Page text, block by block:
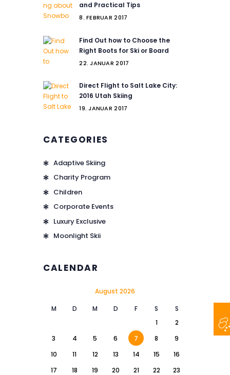
and Practical Tips
8. FEBRUAR 2017
Find Out how to Choose the
Right Boots for Ski or Board
22. JANUAR 2017
Direct Flight to Salt Lake City:
2016 Utah Skiing
19. JANUAR 2017
CATEGORIES
Adaptive Skiing
Charity Program
Children
Corporate Events
Luxury Exclusive
Moonlight Skii
CALENDAR
August 2026
M D M D F S
S
1
2
3
4 5 6 7 8
9
10
11 12 13 14 15
16
17
18 19 20 21 22
23